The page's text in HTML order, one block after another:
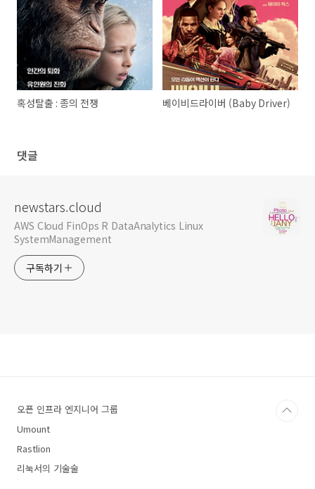
혹성탈출 : 종의 전쟁 베이비드라이버 (Baby Driver)
댓글
newstars.cloud
AWS Cloud FinOps R DataAnalytics Linux
SystemManagement
구독하기
오픈 인프라 엔지니어 그룹
Umount
Rastlion
리눅서의 기술술